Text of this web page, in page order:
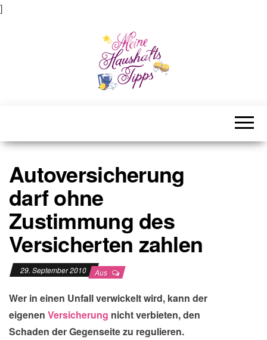
]
Autoversicherung
darf ohne
Zustimmung des
Versicherten zahlen
29. September 2010 Aus
Wer in einen Unfall verwickelt wird, kann der
eigenen Versicherung nicht verbieten, den
Schaden der Gegenseite zu regulieren.